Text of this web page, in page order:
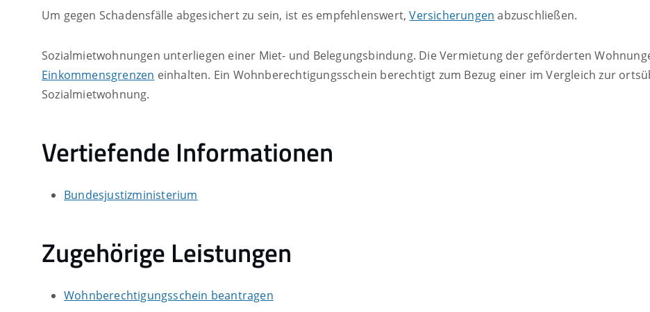
Um gegen Schadensfälle abgesichert zu sein, ist es empfehlenswert,Versicherungen abzuschließen.
Sozialmietwohnungen unterliegen einer Miet- und Belegungsbindung. Die Vermietung der geförderten
Einkommensgrenzen einhalten. Ein Wohnberechtigungsschein berechtigt zum Bezug einer im Vergleich zur
Sozialmietwohnung.
Vertiefende Informationen
Bundesjustizministerium
Zugehörige Leistungen
Wohnberechtigungsschein beantragen